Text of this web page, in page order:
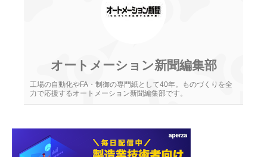
オートメーション新聞編集部
工場の自動化やFA・制御の専門紙として40年。ものづくりを全
力で応援するオートメーション新聞編集部です。